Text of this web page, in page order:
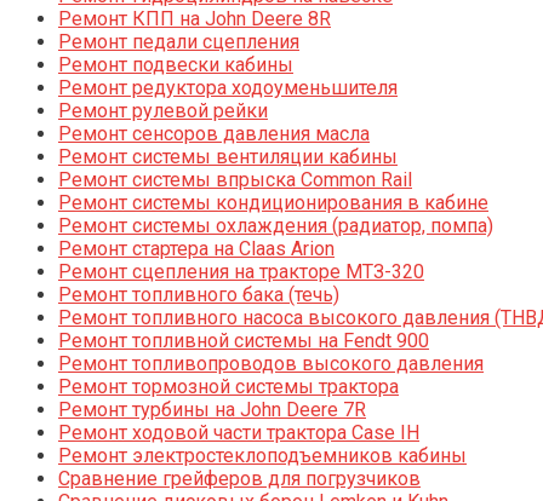
Ремонт КПП на John Deere 8R
Ремонт педали сцепления
Ремонт подвески кабины
Ремонт редуктора ходоуменьшителя
Ремонт рулевой рейки
Ремонт сенсоров давления масла
Ремонт системы вентиляции кабины
Ремонт системы впрыска Common Rail
Ремонт системы кондиционирования в кабине
Ремонт системы охлаждения (радиатор, помпа)
Ремонт стартера на Claas Arion
Ремонт сцепления на тракторе МТЗ-320
Ремонт топливного бака (течь)
Ремонт топливного насоса высокого давления
Ремонт топливной системы на Fendt 900
Ремонт топливопроводов высокого давления
Ремонт тормозной системы трактора
Ремонт турбины на John Deere 7R
Ремонт ходовой части трактора Case IH
Ремонт электростеклоподъемников кабины
Сравнение грейферов для погрузчиков